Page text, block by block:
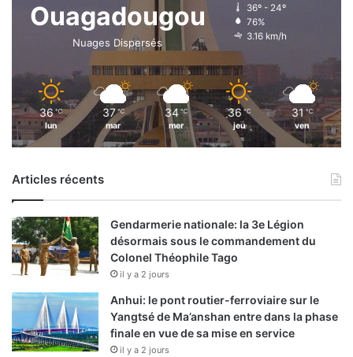
Ouagadougou
Nuages Dispersés
36º - 24º
76%
3.16 km/h
36 ℃
lun
37 ℃
mar
34 ℃
mer
36 ℃
jeu
31 ℃
ven
Articles récents
Gendarmerie nationale: la 3e Légion
désormais sous le commandement du
Colonel Théophile Tago
il y a 2 jours
Anhui: le pont routier-ferroviaire sur le
Yangtsé de Ma’anshan entre dans la phase
finale en vue de sa mise en service
il y a 2 jours